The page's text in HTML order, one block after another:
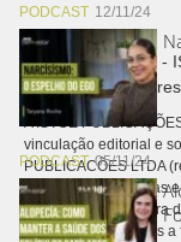
PODCAST 12/11/24
PODCAST05/11/24
Copyright © 2026 -
Todos os direitos
A ISTOÉ
vinculação editorial e
PUBLICACÕES LTDA
realizamos cobranças
contrato de assinatura
autorizamos terceiros